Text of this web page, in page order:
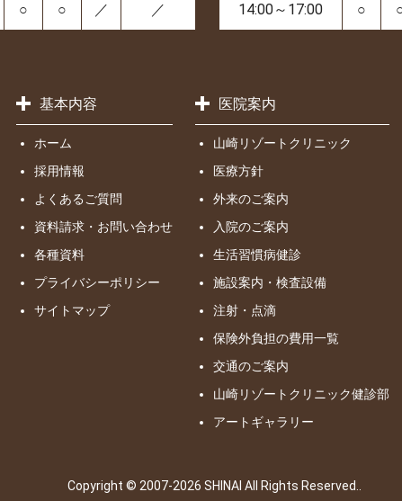
○ ○ ／ ／ 14:00～17:00 ○
基本内容
ホーム
採用情報
よくあるご質問
資料請求・お問い合わせ
各種資料
プライバシーポリシー
サイトマップ
医院案内
山崎リゾートクリニック
医療方針
外来のご案内
入院のご案内
生活習慣病健診
施設案内・検査設備
注射・点滴
保険外負担の費用一覧
交通のご案内
山崎リゾートクリニック健診部
アートギャラリー
Copyright © 2007-2026 SHINAI All Rights Reserved..